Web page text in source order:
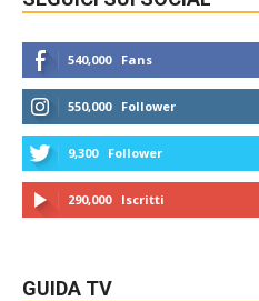
540,000 Fans
550,000 Follower
9,300 Follower
290,000 Iscritti
GUIDA TV